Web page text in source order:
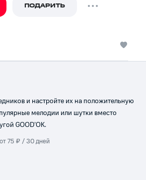
ПОДАРИТЬ
и настройте их на положительную
мелодии или шутки вместо
GOOD’OK.
75 ₽ / 30 дней